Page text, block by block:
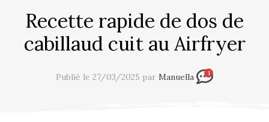
Recette rapide de dos de
cabillaud cuit au Airfryer
Publié le 27/03/2025 par Manuella 1